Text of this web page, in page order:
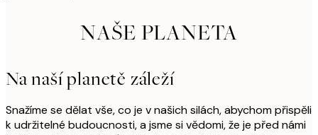
NAŠE PLANETA
Na naší planetě záleží
Snažíme se dělat vše, co je v našich silách, abychom přispěli
k udržitelné budoucnosti, a jsme si vědomi, že je před námi